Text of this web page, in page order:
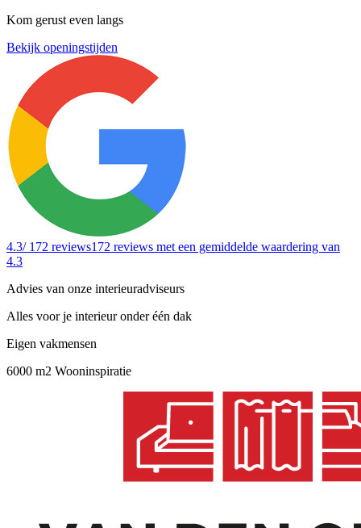
Kom gerust even langs
Bekijk openingstijden
4.3/ 172 reviews172 reviews met een gemiddelde waardering van
4.3
Advies van onze interieuradviseurs
Alles voor je interieur onder één dak
Eigen vakmensen
6000 m2 Wooninspiratie